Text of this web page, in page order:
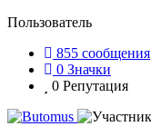
Пользователь
855 сообщения
0 Значки
0 Репутация